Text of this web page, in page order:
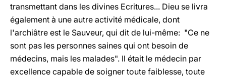
transmettant dans les divines Ecritures... Dieu se livra
également à une autre activité médicale, dont
l'archiâtre est le Sauveur, qui dit de lui-même: "Ce ne
sont pas les personnes saines qui ont besoin de
médecins, mais les malades". Il était le médecin par
excellence capable de soigner toute faiblesse, toute